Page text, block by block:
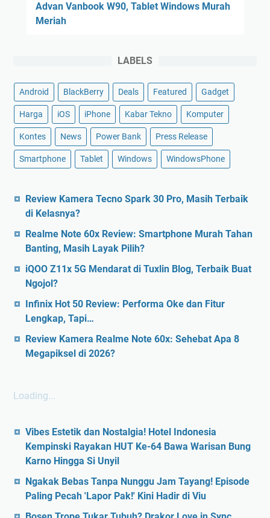
Advan Vanbook W90, Tablet Windows Murah
Meriah
LABELS
Android BlackBerry Deals Featured Gadget
Harga iOS iPhone Kabar Tekno Komputer
Kontes News Power Bank Press Release
Smartphone Tablet Windows WindowsPhone
Review Kamera Tecno Spark 30 Pro, Masih Terbaik
di Kelasnya?
Realme Note 60x Review: Smartphone Murah Tahan
Banting, Masih Layak Pilih?
iQOO Z11x 5G Mendarat di Tuxlin Blog, Terbaik Buat
Ngojol?
Infinix Hot 50 Review: Performa Oke dan Fitur
Lengkap, Tapi…
Review Kamera Realme Note 60x: Sehebat Apa 8
Megapiksel di 2026?
Loading...
Vibes Estetik dan Nostalgia! Hotel Indonesia
Kempinski Rayakan HUT Ke-64 Bawa Warisan Bung
Karno Hingga Si Unyil
Ngakak Bebas Tanpa Nunggu Jam Tayang! Episode
Paling Pecah 'Lapor Pak!' Kini Hadir di Viu